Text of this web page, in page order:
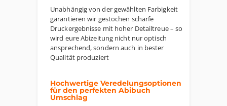
Unabhängig von der gewählten Farbigkeit
garantieren wir gestochen scharfe
Druckergebnisse mit hoher Detailtreue – so
wird eure Abizeitung nicht nur optisch
ansprechend, sondern auch in bester
Qualität produziert
Hochwertige Veredelungsoptionen
für den perfekten Abibuch
Umschlag